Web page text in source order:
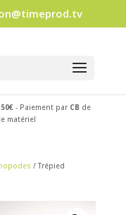
- Paiement par CB de
matériel
/ Trépied